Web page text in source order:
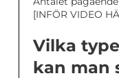
[INFÖR VIDEO
Vilka
kan man